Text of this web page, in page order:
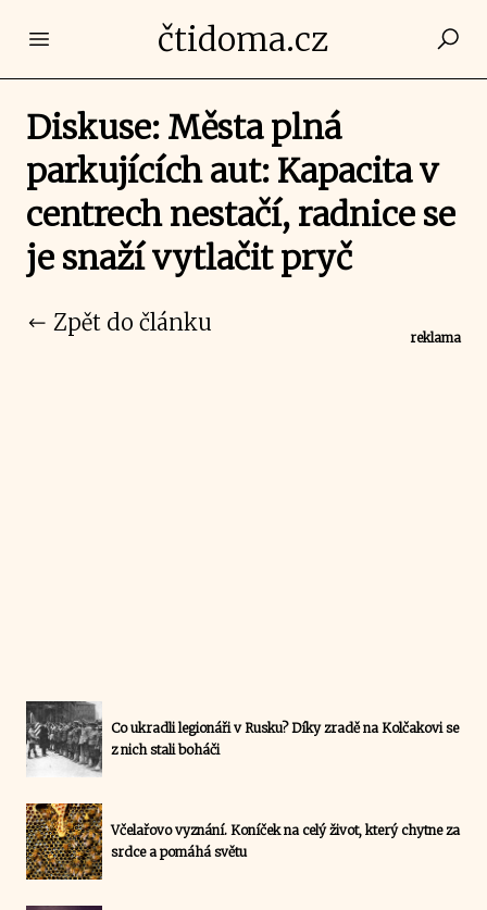
Open main menučtidoma.cz
Diskuse: Města plná
parkujících aut: Kapacita v
centrech nestačí, radnice se
je snaží vytlačit pryč
Zpět do článku
reklama
Co ukradli legionáři v Rusku? Díky zradě na Kolčakovi se
z nich stali boháči
Včelařovo vyznání. Koníček na celý život, který chytne za
srdce a pomáhá světu